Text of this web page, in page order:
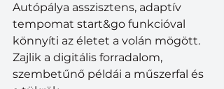
Autópálya asszisztens, adaptív
tempomat start&go funkcióval
könnyíti az életet a volán mögött.
Zajlik a digitális forradalom,
szembetűnő példái a műszerfal és